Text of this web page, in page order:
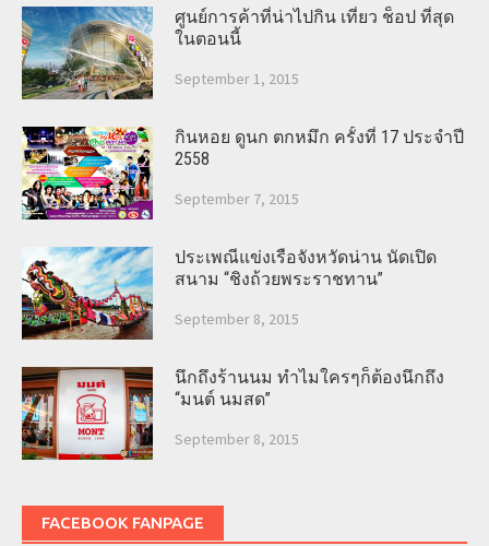
ศูนย์การค้าที่น่าไปกิน เที่ยว ช็อป ที่สุด
ในตอนนี้
September 1, 2015
กินหอย ดูนก ตกหมึก ครั้งที่ 17 ประจำปี
2558
September 7, 2015
ประเพณีแข่งเรือจังหวัดน่าน นัดเปิด
สนาม “ชิงถ้วยพระราชทาน”
September 8, 2015
นึกถึงร้านนม ทำไมใครๆก็ต้องนึกถึง
“มนต์ นมสด”
September 8, 2015
FACEBOOK FANPAGE